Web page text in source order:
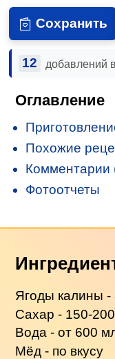
Сохранить
12 добавлений
Оглавление
Похожие
Комментарии
Фотоотчеты
Ягоды калины -
Сахар - 150-200
Вода - от 600
Мёд - по вкусу